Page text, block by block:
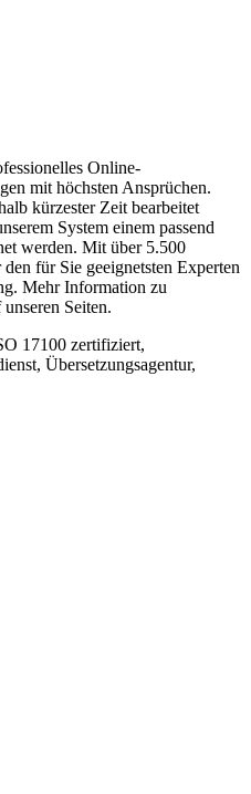
Online-
mit höchsten Ansprüchen.
kürzester Zeit bearbeitet
System einem passend
werden. Mit über 5.500
für Sie geeignetsten Experten
Mehr Information zu
Seiten.
17100 zertifiziert,
Übersetzungsagentur,